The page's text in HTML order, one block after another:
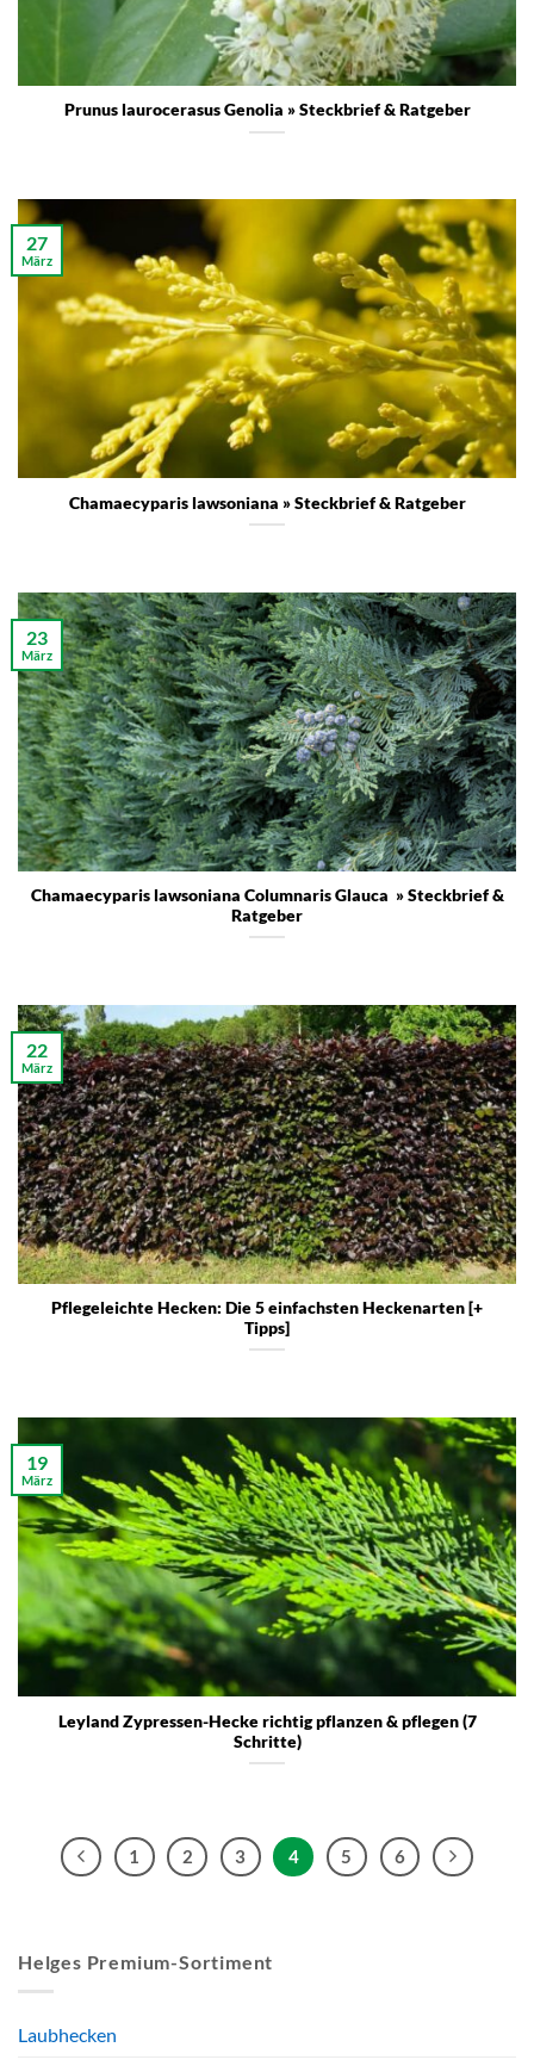
Prunus laurocerasus Genolia » Steckbrief & Ratgeber
Chamaecyparis lawsoniana » Steckbrief & Ratgeber
27
März
Chamaecyparis lawsoniana Columnaris Glauca » Steckbrief &
Ratgeber
23
März
Pflegeleichte Hecken: Die 5 einfachsten Heckenarten [+
Tipps]
22
März
Leyland Zypressen-Hecke richtig pflanzen & pflegen (7
Schritte)
19
März
1 2 3 4 5 6
Helges Premium-Sortiment
Laubhecken